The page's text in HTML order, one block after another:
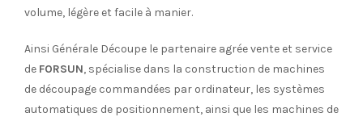
volume, légère et facile à manier.
Ainsi Générale Découpe le partenaire agrée vente et service
de FORSUN, spécialise dans la construction de machines
de découpage commandées par ordinateur, les systèmes
automatiques de positionnement, ainsi que les machines de